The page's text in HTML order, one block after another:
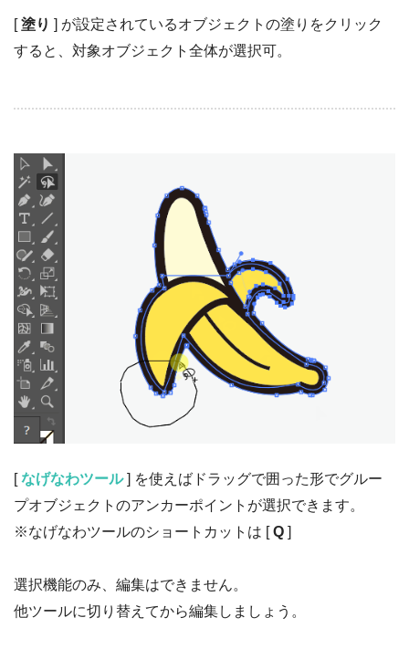
[塗り ] が設定されているオブジェクトの塗りをクリック
すると、対象オブジェクト全体が選択可。
[なげなわツール] を使えばドラッグで囲った形でグルー
プオブジェクトのアンカーポイントが選択できます。
※なげなわツールのショートカットは [Q ]
選択機能のみ、編集はできません。
他ツールに切り替えてから編集しましょう。